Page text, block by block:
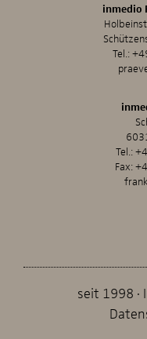
inmedio
Tel.:
Tel.:
Fax:
seit 1998